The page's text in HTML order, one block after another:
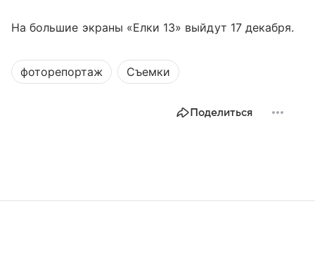
На большие экраны «Елки 13» выйдут 17 декабря.
фоторепортаж Съемки
Поделиться